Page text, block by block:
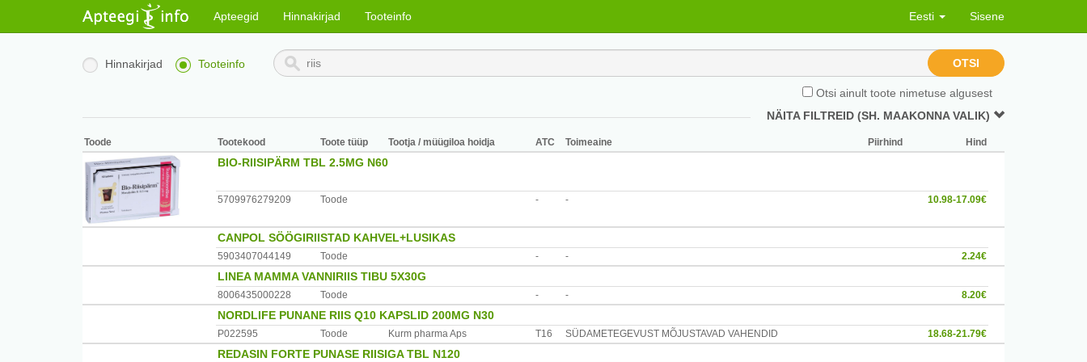
Apteegid Hinnakirjad Tooteinfo Eesti Sisene
Hinnakirjad Tooteinfo OTSI
Otsi ainult toote nimetuse algusest
NÄITA FILTREID (SH. MAAKONNA VALIK)
Toode Tootekood Toote tüüp Tootja / müügiloa hoidja ATC Toimeaine Piirhind Hind
BIO-RIISIPÄRM TBL 2.5MG N60
5709976279209 Toode - - 10.98-17.09€
CANPOL SÖÖGIRIISTAD KAHVEL+LUSIKAS
5903407044149 Toode - - 2.24€
LINEA MAMMA VANNIRIIS TIBU 5X30G
8006435000228 Toode - - 8.20€
NORDLIFE PUNANE RIIS Q10 KAPSLID 200MG N30
P022595 Toode Kurm pharma Aps T16 SÜDAMETEGEVUST MÕJUSTAVAD VAHENDID 18.68-21.79€
REDASIN FORTE PUNASE RIISIGA TBL N120